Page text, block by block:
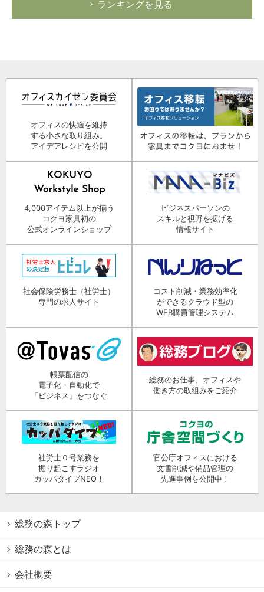
ランキングを見る
オフィスの快適を維持
する小さな取り組み。
アイデアレシピを公開
4,000アイテム以上が揃う
コクヨ家具初の
公式オンラインショップ
ビジネスパーソンの
スキルと視野を拡げる
情報サイト
社会保険労務士（社労士）
専門の求人サイト
コスト削減・業務効率化
ができるクラウド型の
WEB購買管理システム
帳票配信の
電子化・自動化で
「ビジネス」をつなぐ
総務のお仕事、オフィスや
働き方の取組みをご紹介
社労士０号業務を
掘り起こすラジオ
カッパダイブNEO！
官公庁オフィスにおける
文書削減や備品管理の
先進事例を公開中！
総務の森トップ
総務の森とは
会社概要